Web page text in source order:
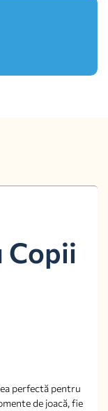
Copii
perfectă pentru
de joacă, fie